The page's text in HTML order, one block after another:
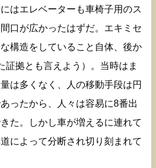
はエレベーターも車椅子用のス
口が広かったはずだ。エキミセ
構造をしていること自体、後か
証拠とも言えよう）。当時はま
は多くなく、人の移動手段は円
ったから、人々は容易に8番出
た。しかし車が増えるに連れて
によって分断され切り刻まれて